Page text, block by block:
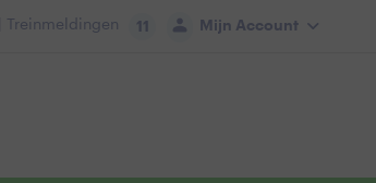
Mijn Account
| Treinmeldingen 11